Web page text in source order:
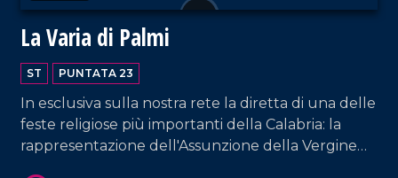
La Varia di Palmi
ST PUNTATA 23
In esclusiva sulla nostra rete la diretta di una delle
feste religiose più importanti della Calabria: la
rappresentazione dell'Assunzione della Vergine
VAI AL TITOLO